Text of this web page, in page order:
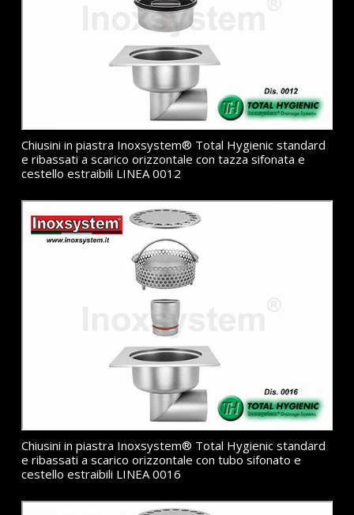
Chiusini in piastra Inoxsystem® Total Hygienic standard
e ribassati a scarico orizzontale con tazza sifonata e
cestello estraibili LINEA 0012
Chiusini in piastra Inoxsystem® Total Hygienic standard
e ribassati a scarico orizzontale con tubo sifonato e
cestello estraibili LINEA 0016